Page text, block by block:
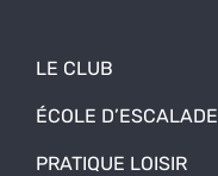
LE CLUB
ÉCOLE D’ESCALADE
PRATIQUE LOISIR